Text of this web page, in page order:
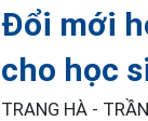
Đổi mới
cho học
TRANG HÀ -